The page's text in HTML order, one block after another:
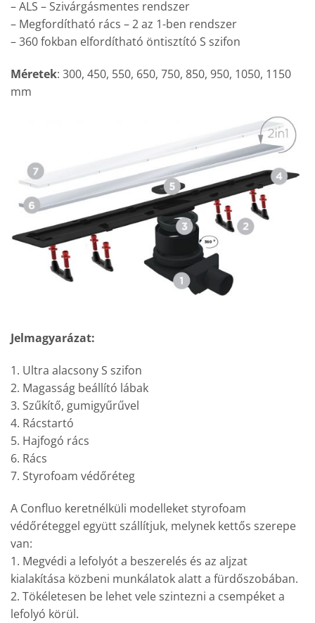
– ALS – Szivárgásmentes rendszer
– Megfordítható rács – 2 az 1-ben rendszer
– 360 fokban elfordítható öntisztító S szifon
Méretek: 300, 450, 550, 650, 750, 850, 950, 1050, 1150
mm
Jelmagyarázat:
1. Ultra alacsony S szifon
2. Magasság beállító lábak
3. Szűkítő, gumigyűrűvel
4. Rácstartó
5. Hajfogó rács
6. Rács
7. Styrofoam védőréteg
A Confluo keretnélküli modelleket styrofoam
védőréteggel együtt szállítjuk, melynek kettős szerepe
van:
1. Megvédi a lefolyót a beszerelés és az aljzat
kialakítása közbeni munkálatok alatt a fürdőszobában.
2. Tökéletesen be lehet vele szintezni a csempéket a
lefolyó körül.